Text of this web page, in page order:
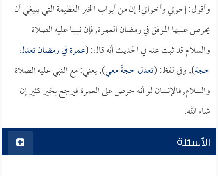
وأقول: إخوتي وأخواتي! إن من أبواب الخير العظيمة التي ينبغي أن
يحرص عليها الموفق في رمضان العمرة, فإن نبينا عليه الصلاة
والسلام قد ثبت عنه في الحديث أنه قال: (عمرة في رمضان تعدل
حجة), وفي لفظ: (تعدل حجةً معي), يعني: مع النبي عليه الصلاة
والسلام, فالإنسان لو أنه حرص على العمرة فيرجع بخير كثير إن
شاء الله.
الأسئلة